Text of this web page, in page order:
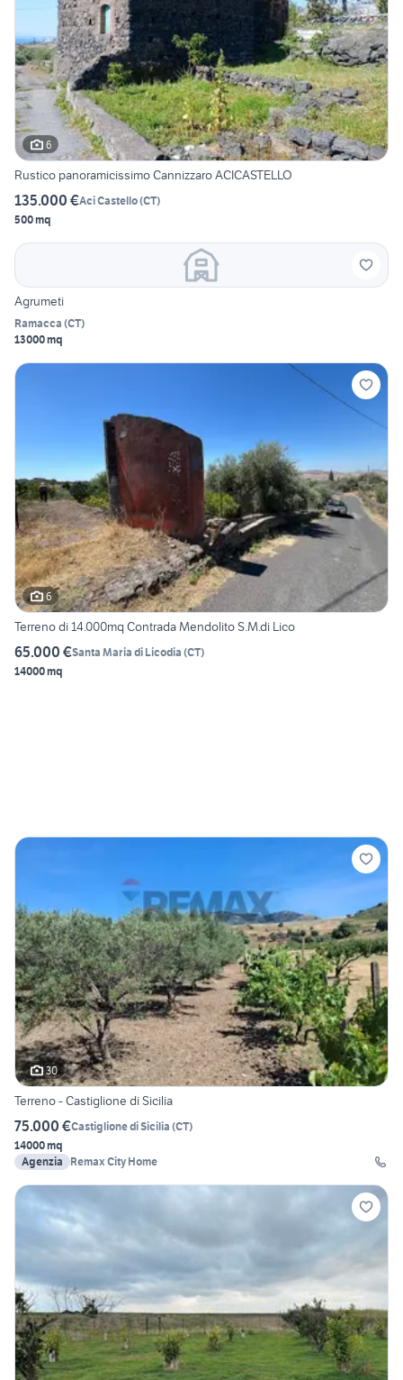
6
Rustico panoramicissimo Cannizzaro ACICASTELLO
135.000 €Aci Castello(CT)
500 mq
Agrumeti
Ramacca (CT)
13000 mq
6
Terreno di 14.000mq Contrada Mendolito S.M.di Lico
65.000 €Santa Maria di Licodia (CT)
14000 mq
30
Terreno - Castiglione di Sicilia
75.000 €Castiglione di Sicilia (CT)
14000 mq
Agenzia
Remax City Home